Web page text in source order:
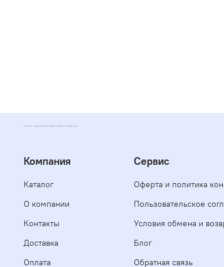
Компания
Каталог
О компании
Контакты
Доставка
Оплата
Сервис
Оферта и политика
Пользовательское
Условия обмена и
Блог
Обратная связь